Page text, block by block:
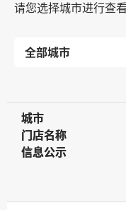
请您选择城市进行查看
城市
城市
门店名称
门店名称
信息公示
信息公示